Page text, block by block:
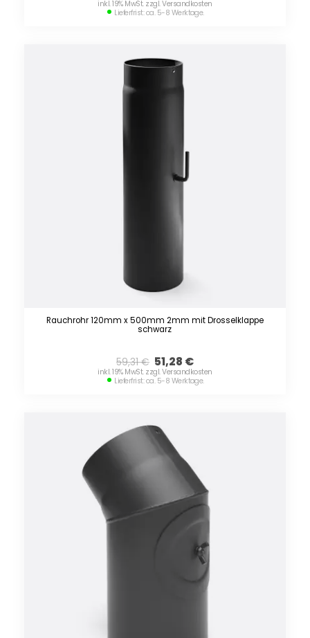
inkl. 19% MwSt. zzgl. Versandkosten
Lieferfrist: ca. 5-8 Werktage.
Rauchrohr 120mm x 500mm 2mm mit Drosselklappe
schwarz
59,31€ 51,28 €
inkl. 19% MwSt. zzgl. Versandkosten
Lieferfrist: ca. 5-8 Werktage.